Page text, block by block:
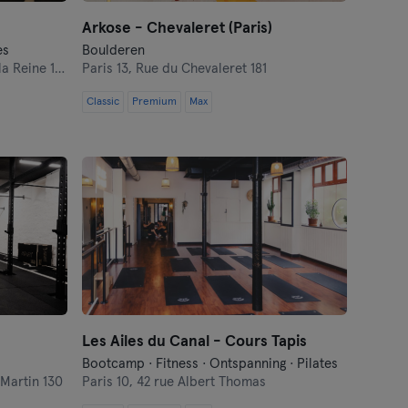
102
Arkose - Chevaleret (Paris)
Boulderen
Paris 13, Rue du Chevaleret 181
Classic Premium Max
130
Les Ailes du Canal - Cours Tapis
Bootcamp · Fitness · Ontspanning · Pilates
Paris 10, 42 rue Albert Thomas